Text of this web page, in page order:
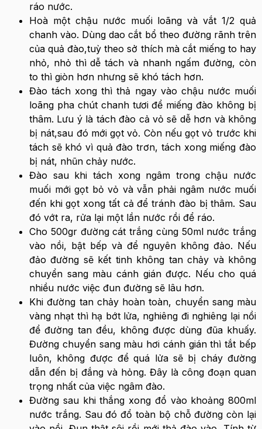
ráo nước.
Hoà một chậu nước muối loãng và vắt 1/2 quả
chanh vào. Dùng dao cắt bổ theo đường rãnh trên
của quả đào,tuỳ theo sở thích mà cắt miếng to hay
nhỏ, nhỏ thì dễ tách và nhanh ngấm đường, còn
to thì giòn hơn nhưng sẽ khó tách hơn.
Đào tách xong thì thả ngay vào chậu nước muối
loãng pha chút chanh tươi để miếng đào không bị
thâm. Lưu ý là tách đào cả vỏ sẽ dễ hơn và không
bị nát,sau đó mới gọt vỏ. Còn nếu gọt vỏ trước khi
tách sẽ khó vì quả đào trơn, tách xong miếng đào
bị nát, nhũn chảy nước.
Đào sau khi tách xong ngâm trong chậu nước
muối mới gọt bỏ vỏ và vẫn phải ngâm nước muối
đến khi gọt xong tất cả để tránh đào bị thâm. Sau
đó vớt ra, rửa lại một lần nước rồi để ráo.
Cho 500gr đường cát trắng cùng 50ml nước trắng
vào nồi, bật bếp và để nguyên không đảo. Nếu
đảo đường sẽ kết tinh không tan chảy và không
chuyển sang màu cánh gián được. Nếu cho quá
nhiều nước việc đun đường sẽ lâu hơn.
Khi đường tan chảy hoàn toàn, chuyển sang màu
vàng nhạt thì hạ bớt lửa, nghiêng đi nghiêng lại nồi
để đường tan đều, không được dùng đũa khuấy.
Đường chuyển sang màu hơi cánh gián thì tắt bếp
luôn, không được để quá lửa sẽ bị cháy đường
dẫn đến bị đắng và hỏng. Đây là công đoạn quan
trọng nhất của việc ngâm đào.
Đường sau khi thắng xong đổ vào khoảng 800ml
nước trắng. Sau đó đổ toàn bộ chỗ đường còn lại